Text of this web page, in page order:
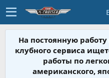
На постоянную
клубного сервиса
работы по
американского,